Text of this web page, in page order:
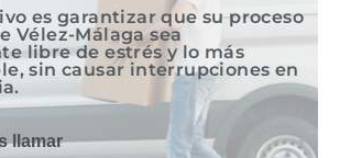
es garantizar que su proceso
Vélez-Málaga sea
libre de estrés y lo más
sin causar interrupciones en
llamar